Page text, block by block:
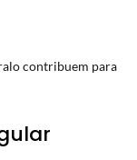
contribuem para